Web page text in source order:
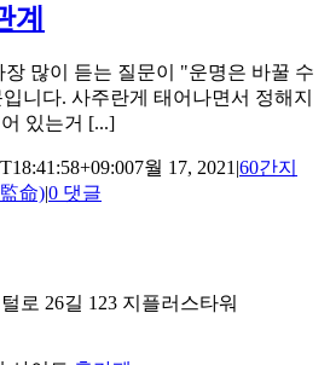
계
많이 듣는 질문이 "운명은 바꿀 수
니다. 사주란게 태어나면서 정해지
있는거 [...]
7월 17, 2021|60간지
命)|0 댓글
로 26길 123 지플러스타워